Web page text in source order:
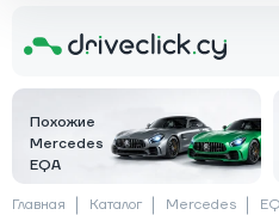
Похожие
Mercedes
EQA
Главная Каталог Mercedes